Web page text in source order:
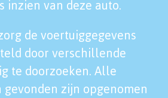
inzien van deze auto.
de voertuiggegevens
door verschillende
te doorzoeken. Alle
gevonden zijn opgenomen